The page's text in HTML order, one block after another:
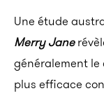
Une étude
Merry Jane
généralement
plus efficace